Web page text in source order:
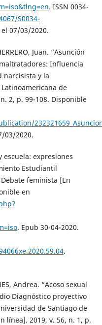
. ISSN 0034-
S0034-
07/03/2020.
Juan. “Asunción
Influencia
narcisista y la
de
2, p. 99-108. Disponible
03/2020.
escuela: expresiones
Estudiantil
feminista [En
en
. Epub 30-04-2020.
.
Andrea. “Acoso sexual
Diagnóstico proyectivo
de Santiago de
línea]. 2019, v. 56, n. 1, p.